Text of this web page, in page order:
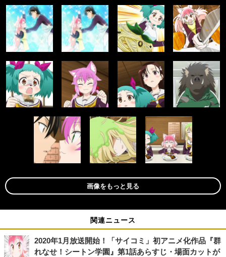
画像をもっと見る
関連ニュース
2020年1月放送開始！「サイコミ」初アニメ化作品『群
れなせ！シートン学園』第1話あらすじ・場面カットが